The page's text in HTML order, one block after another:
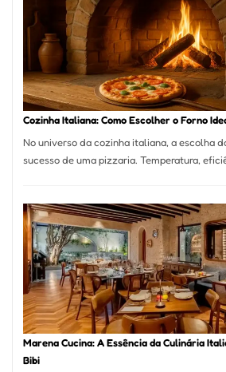
Cozinha Italiana: Como Escolher o Forno
No universo da cozinha italiana, a escolha
sucesso de uma pizzaria. Temperatura,
Marena Cucina: A Essência da Culinária
Bibi